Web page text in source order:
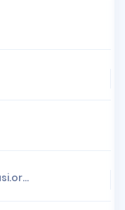
www.istanbuleczaciodasi.org.tr